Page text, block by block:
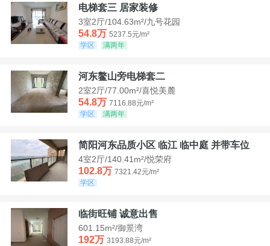
电梯套三 居家装修
3室2厅/104.63m²/九号花园
54.8万 5237.5元/m²
学区
满两年
河东鳌山旁电梯套二
2室2厅/77.00m²/喜悦美麓
54.8万 7116.88元/m²
学区
满两年
简阳河东品质小区 临江 临中庭 并带车位
4室2厅/140.41m²/悦荣府
102.8万 7321.42元/m²
学区
临街旺铺 诚意出售
601.15m²/御景湾
192万 3193.88元/m²